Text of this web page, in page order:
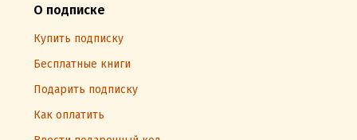
О подписке
Купить подписку
Бесплатные книги
Подарить подписку
Как оплатить